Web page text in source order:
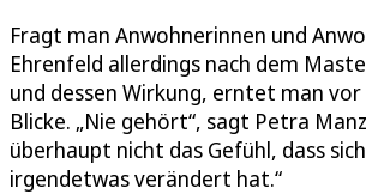
Fragt man Anwohnerinnen und
Ehrenfeld allerdings nach dem
und dessen Wirkung, erntet man
Blicke. „Nie gehört“, sagt Petra
überhaupt nicht das Gefühl, dass
irgendetwas verändert hat.“